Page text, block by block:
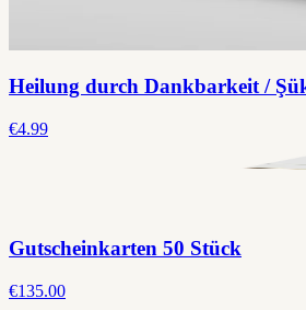
Heilung durch Dankbarkeit /
€4.99
Gutscheinkarten 50 Stück
€135.00